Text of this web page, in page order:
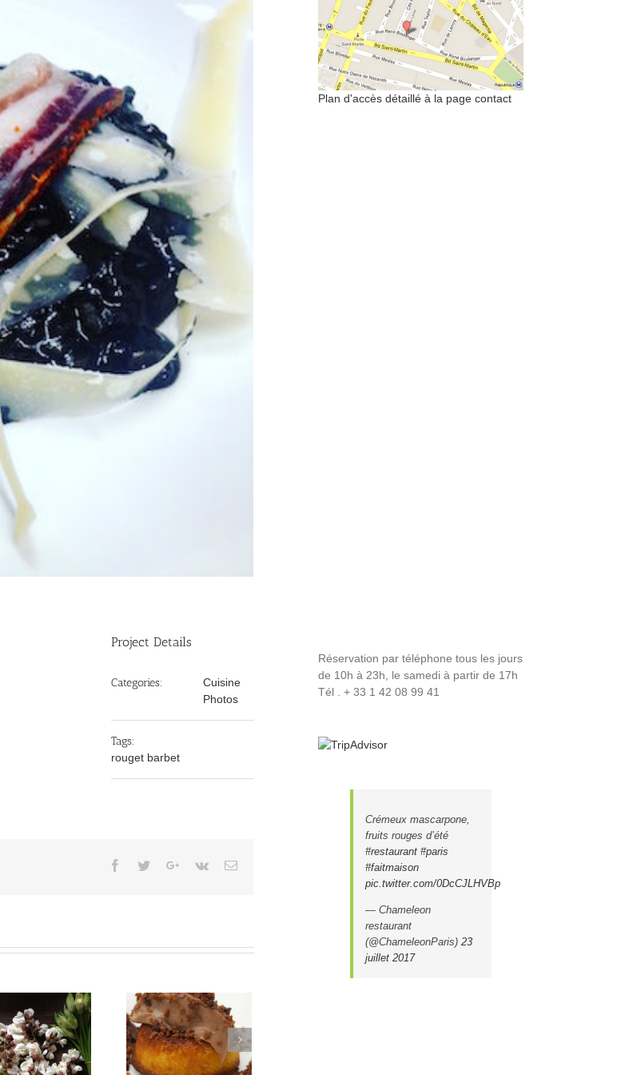
Project Details
Categories:
Cuisine
Photos
Tags:
rouget barbet
Facebook
TwitterGoogle+
Vk Email
Biscuit Chocolat Bonite
Plan d'accès détaillé à la page contact
Réservation par téléphone tous les jours
de 10h à 23h, le samedi à partir de 17h
Tél . + 33 1 42 08 99 41
Crémeux mascarpone,
fruits rouges d’été
#restaurant #paris
#faitmaison
pic.twitter.com/0DcCJLHVBp
— Chameleon
restaurant
(@ChameleonParis) 23
juillet 2017